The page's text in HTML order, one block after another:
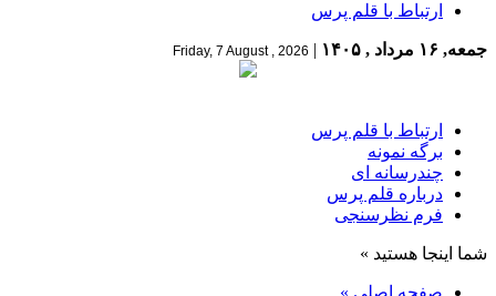
ارتباط با قلم پرس
جمعه, ۱۶ مرداد , ۱۴۰۵ |
Friday, 7 August , 2026
ارتباط با قلم پرس
برگه نمونه
چندرسانه ای
درباره قلم پرس
فرم نظرسنجی
شما اینجا هستید »
صفحه اصلی »